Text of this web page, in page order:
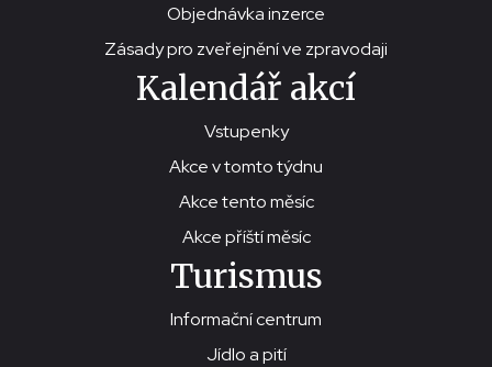
Objednávka inzerce
Zásady pro zveřejnění ve zpravodaji
Kalendář akcí
Vstupenky
Akce v tomto týdnu
Akce tento měsíc
Akce příští měsíc
Turismus
Informační centrum
Jídlo a pití